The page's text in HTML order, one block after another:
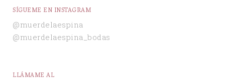
SÍGUEME EN INSTAGRAM
@muerdelaespina
@muerdelaespina_bodas
LLÁMAME AL